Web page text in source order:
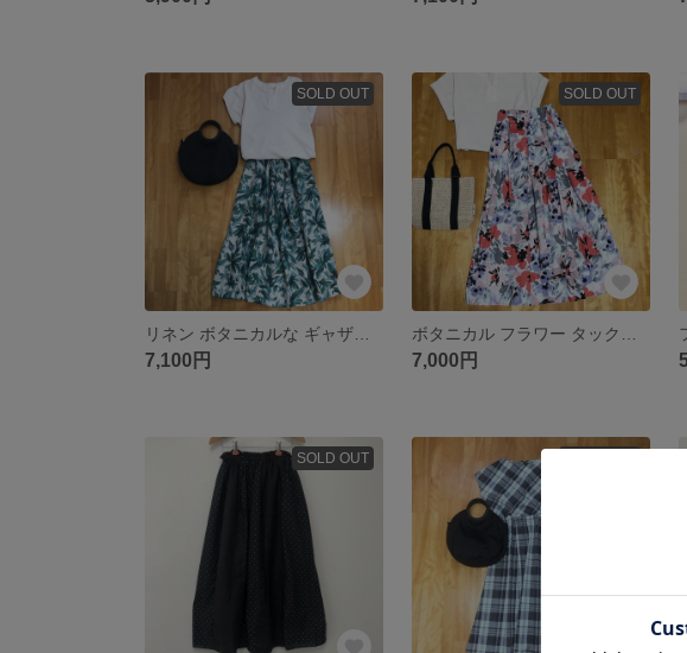
SOLD OUT
7,100円
SOLD OUT
7,000円
SOLD OUT